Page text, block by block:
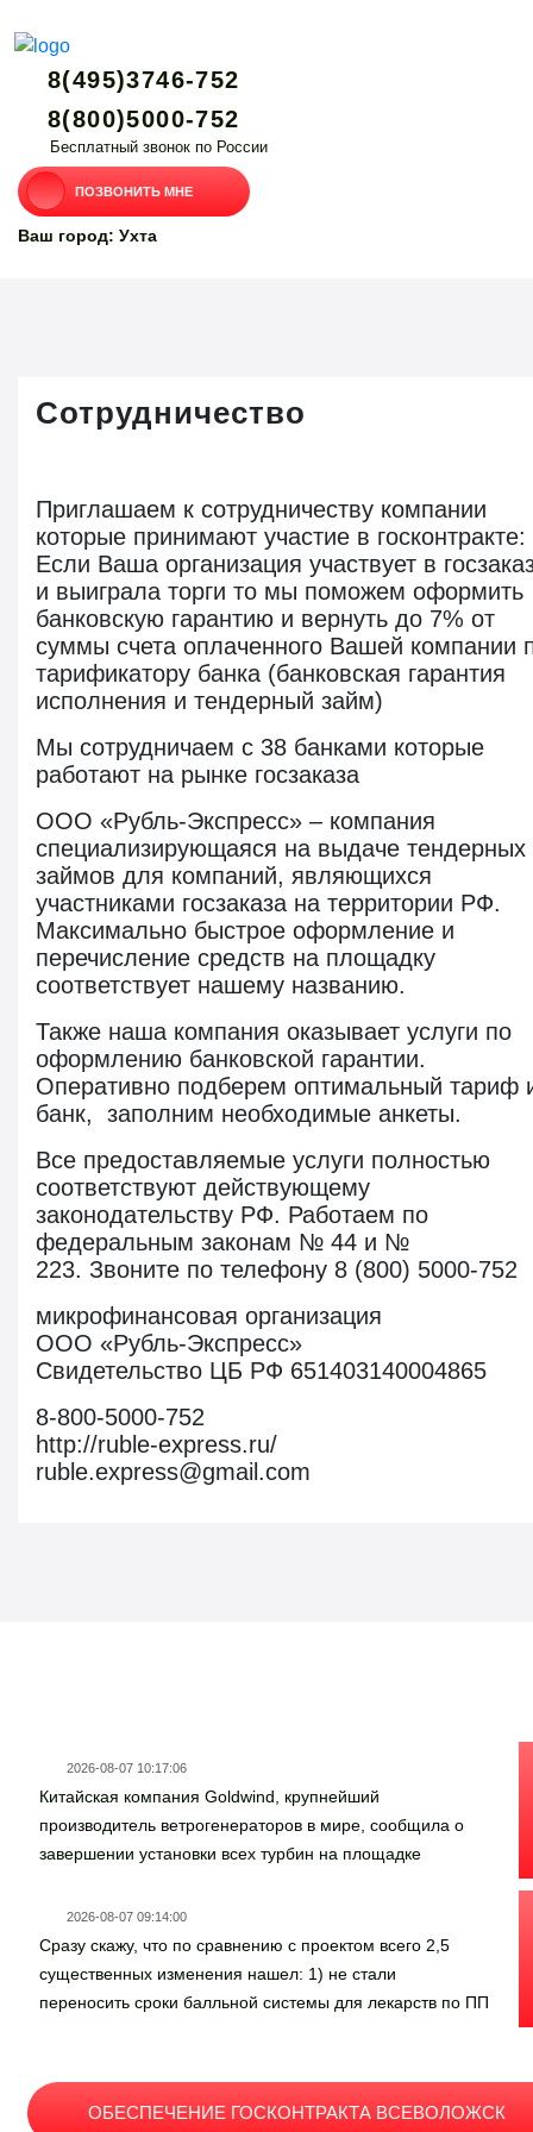
8(495)3746-752
8(800)5000-752
Бесплатный звонок по России
ПОЗВОНИТЬ МНЕ
Ваш город: Ухта
Сотрудничество
Приглашаем к сотрудничеству компании
которые принимают участие в госконтракте:
Если Ваша организация участвует в
и выиграла торги то мы поможем оформить
банковскую гарантию и вернуть до 7% от
суммы счета оплаченного Вашей компании
тарификатору банка (банковская гарантия
исполнения и тендерный займ)
Мы сотрудничаем с 38 банками которые
работают на рынке госзаказа
ООО «Рубль-Экспресс» – компания
специализирующаяся на выдаче тендерных
займов для компаний, являющихся
участниками госзаказа на территории РФ.
Максимально быстрое оформление и
перечисление средств на площадку
соответствует нашему названию.
Также наша компания оказывает услуги по
оформлению банковской гарантии.
Оперативно подберем оптимальный тариф
банк,
заполним необходимые анкеты.
Все предоставляемые услуги полностью
соответствуют действующему
законодательству РФ. Работаем по
федеральным законам № 44 и №
223. Звоните по телефону 8 (800) 5000-752
микрофинансовая организация
ООО «Рубль-Экспресс»
Свидетельство ЦБ РФ 651403140004865
8-800-5000-752
http://ruble-express.ru/
ruble.express@gmail.com
2026-08-07 10:17:06
Китайская компания Goldwind, крупнейший
производитель ветрогенераторов в мире, сообщила о
завершении установки всех турбин на площадке
Грузии Ветроэлектростанция, крупнейшая в Грузии,
оснащена 33 турбинами Goldwind GWH171-6.25MW
мощностью 6,25 МВт Ожидается, что после ввода в
эксплуатацию ветроэлектростанция «Руиси» будет
2026-08-07 09:14:00
Сразу скажу, что по сравнению с проектом всего 2,5
существенных изменения нашел: 1) не стали
переносить сроки балльной системы для лекарств по ПП
только с 01.12.2026. Cроки вступления в силу
скорректировали нормально.А теперь еще раз, что
ОБЕСПЕЧЕНИЕ ГОСКОНТРАКТА ВСЕВОЛОЖСК